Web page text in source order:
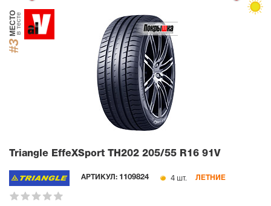
#3
МЕСТОв тесте
Triangle EffeXSport TH202 205/55 R16 91V
АРТИКУЛ: 1109824 4 шт. ЛЕТНИЕ